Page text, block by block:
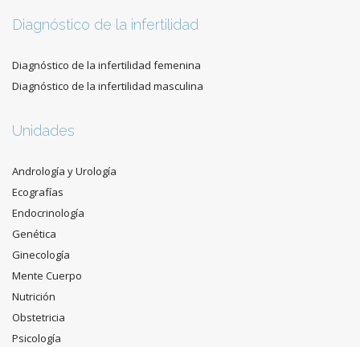
Diagnóstico de la infertilidad
Diagnóstico de la infertilidad femenina
Diagnóstico de la infertilidad masculina
Unidades
Andrología y Urología
Ecografías
Endocrinología
Genética
Ginecología
Mente Cuerpo
Nutrición
Obstetricia
Psicología